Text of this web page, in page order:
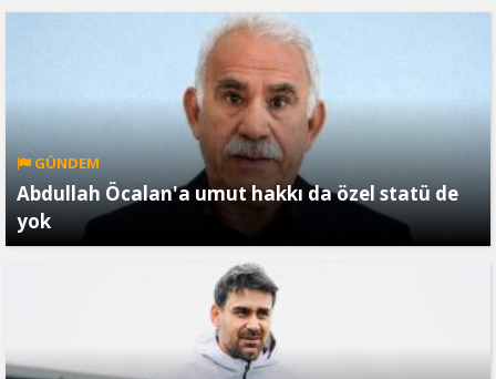
GÜNDEM
Abdullah Öcalan'a umut hakkı da özel statü de
yok